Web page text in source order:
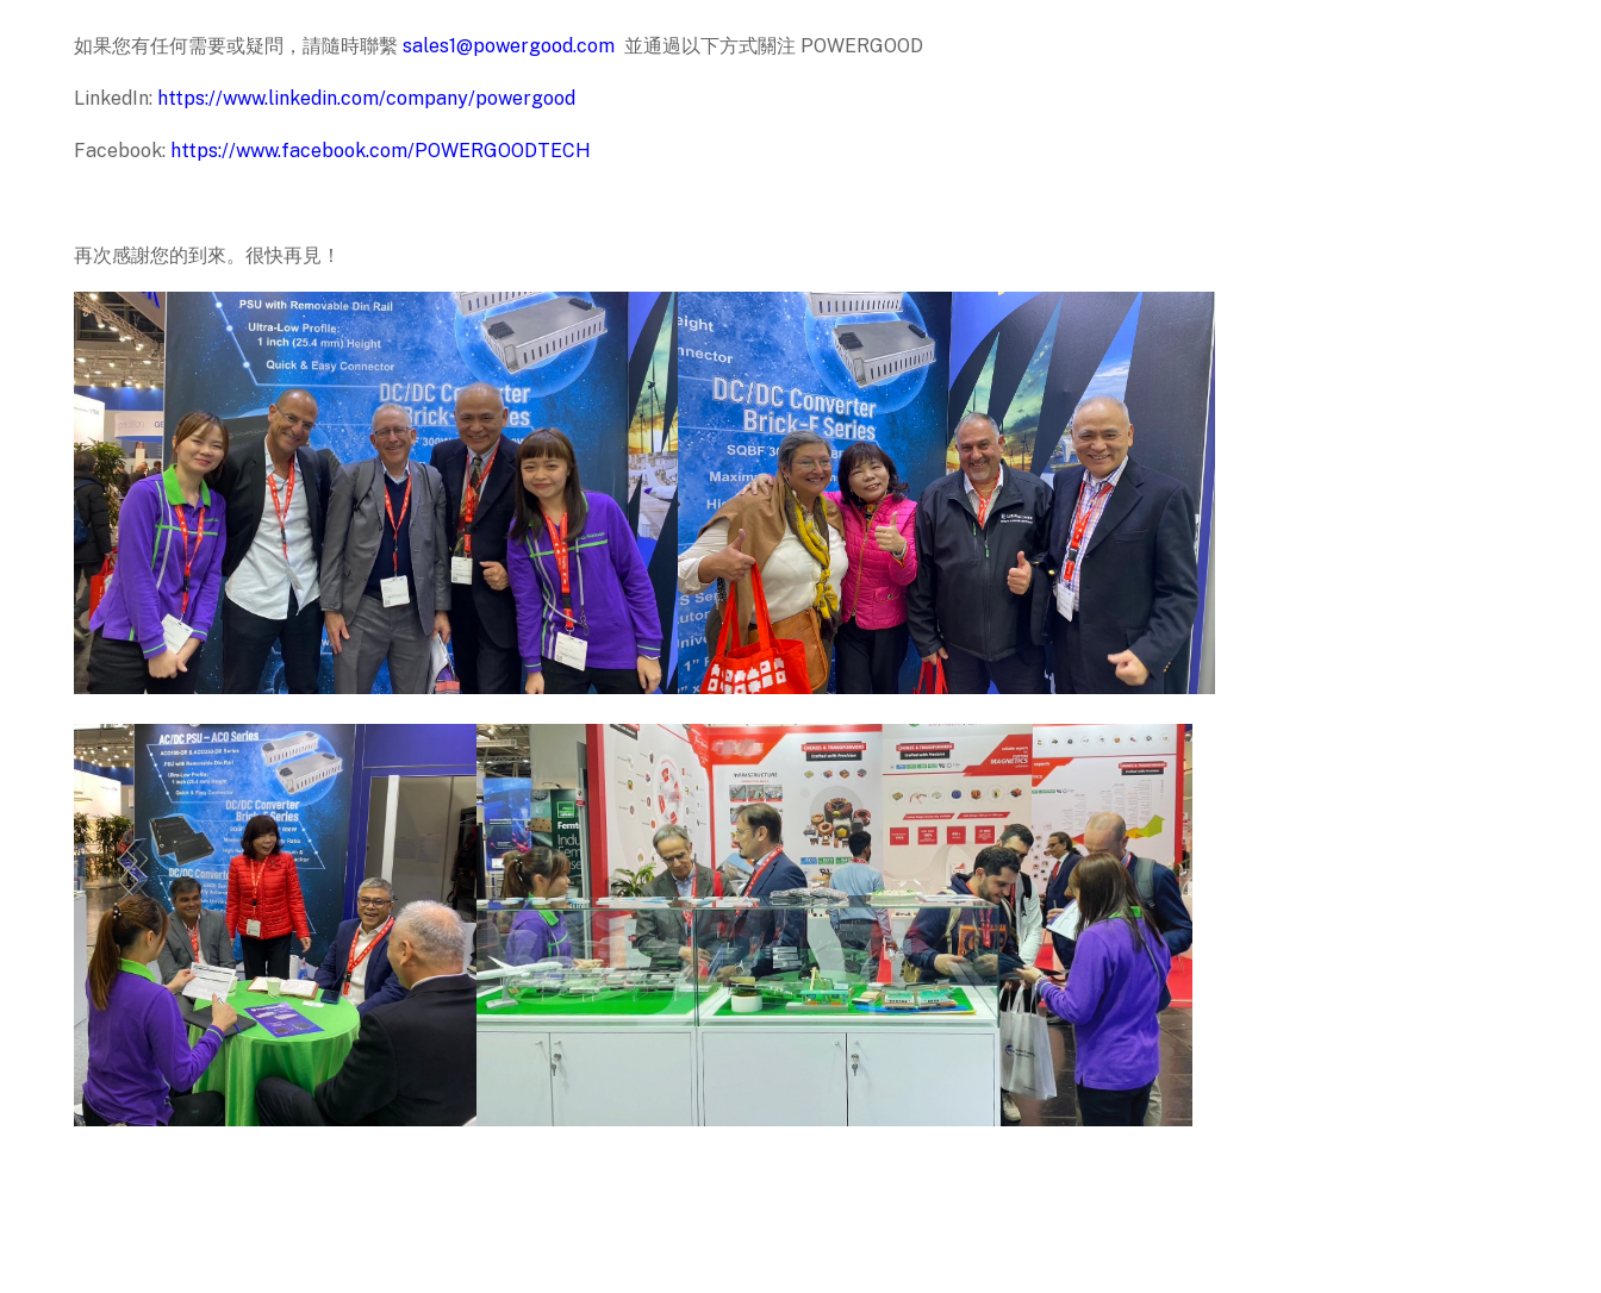
如果您有任何需要或疑問，請隨時聯繫 sales1@powergood.com 並通過以下方式關注 POWERGOOD
LinkedIn: https://www.linkedin.com/company/powergood
Facebook: https://www.facebook.com/POWERGOODTECH
再次感謝您的到來。很快再見！